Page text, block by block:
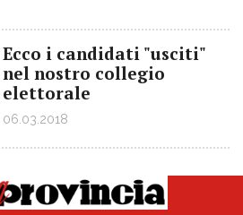
Ecco i candidati "usciti"
nel nostro collegio
elettorale
06.03.2018